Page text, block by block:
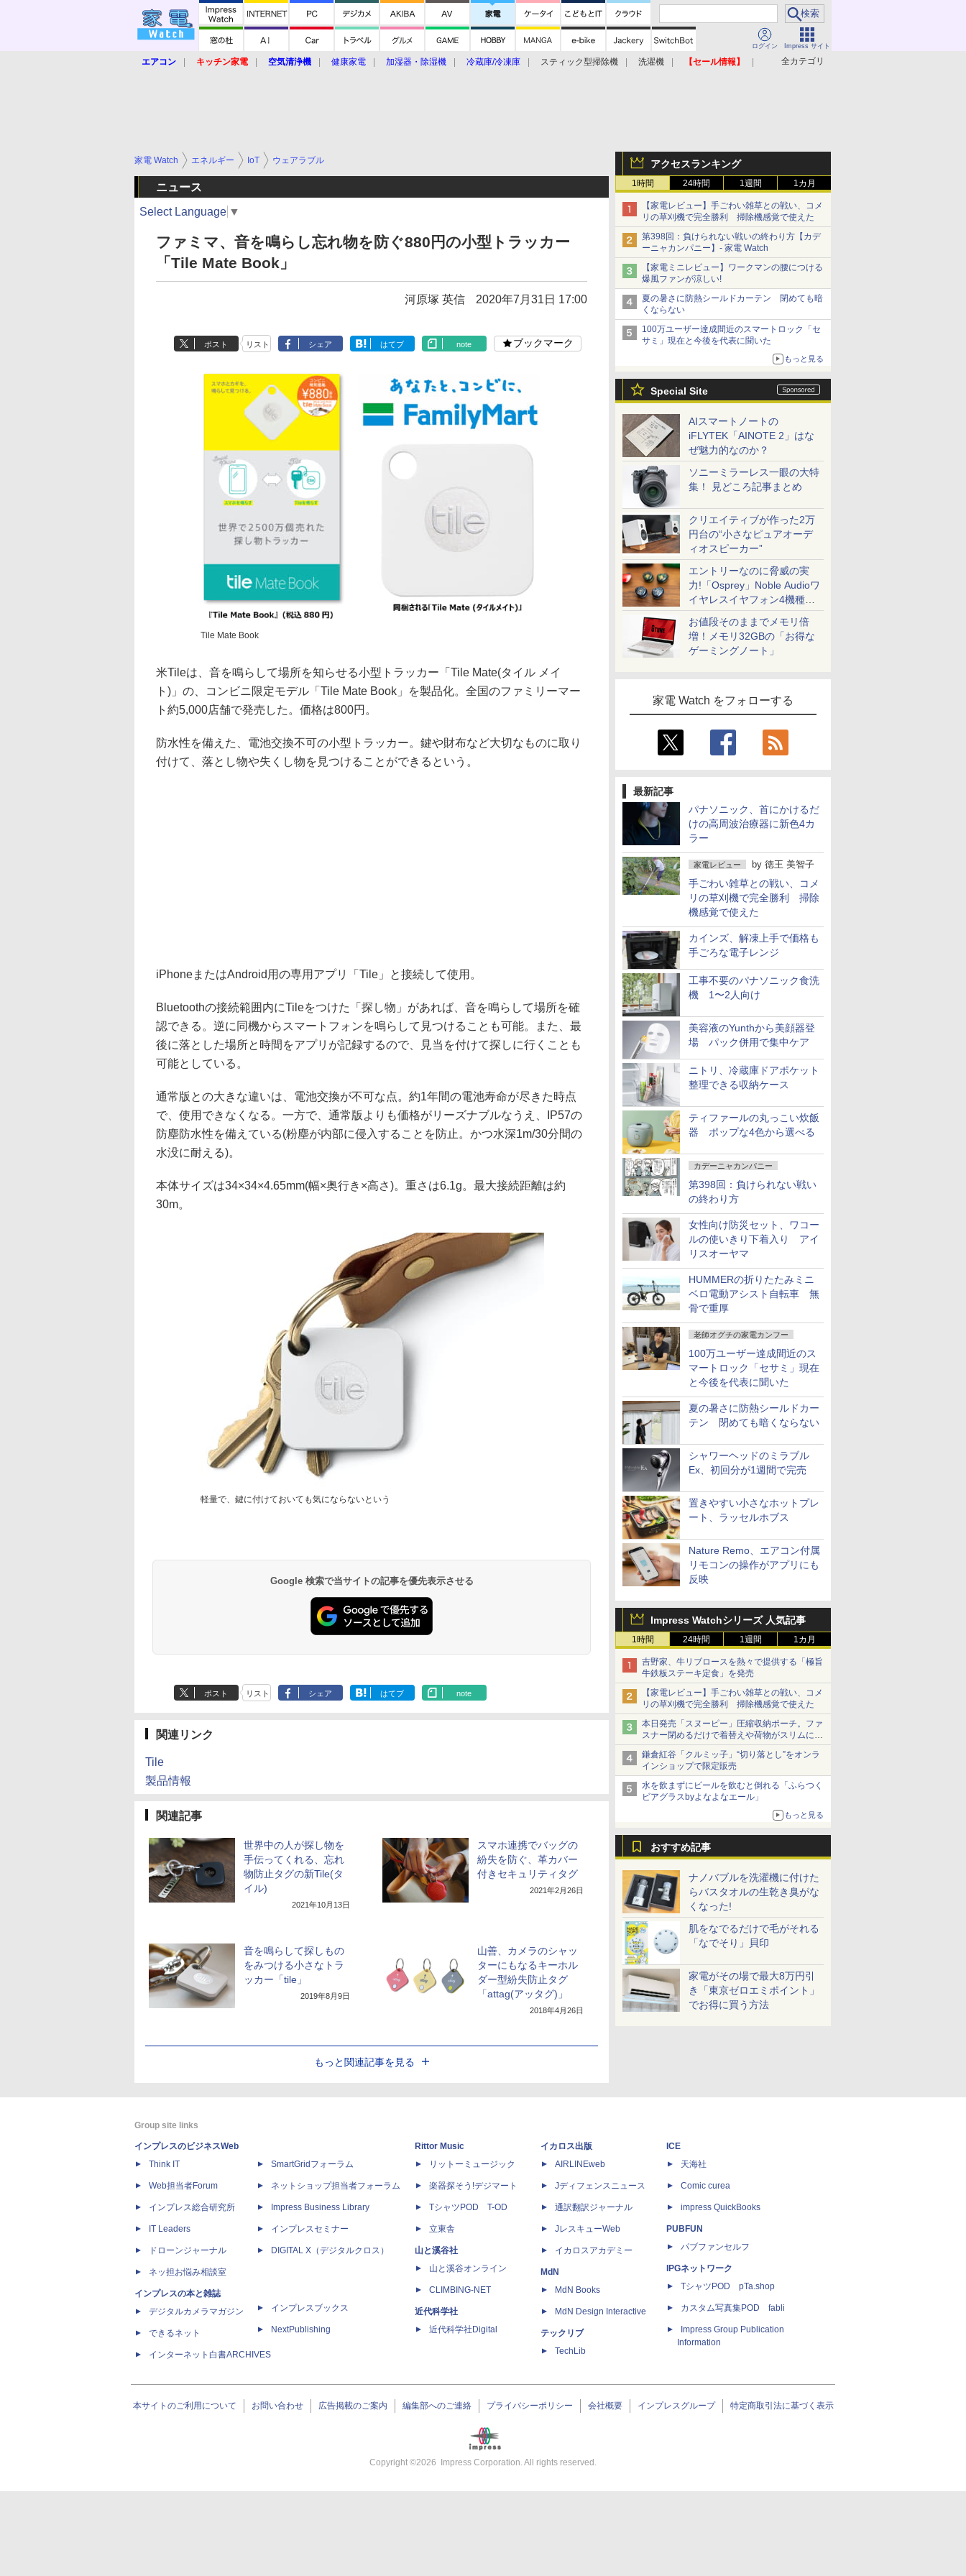
ログイン Impress サイト
全カテゴリ
エアコン キッチン家電 空気清浄機 健康家電 加湿器・除湿機 冷蔵庫/冷凍庫 スティック型掃除機 洗濯機
【セール情報】
アクセスランキング
1時間 24時間 1週間 1カ月
【家電レビュー】手ごわい雑草との戦い、コメ
リの草刈機で完全勝利 掃除機感覚で使えた
第398回：負けられない戦いの終わり方【カデ
ーニャカンパニー】- 家電 Watch
【家電ミニレビュー】ワークマンの腰につける
爆風ファンが涼しい!
夏の暑さに防熱シールドカーテン 閉めても暗
くならない
100万ユーザー達成間近のスマートロック「セ
サミ」現在と今後を代表に聞いた
もっと見る
Special Site
AIスマートノートの
iFLYTEK「AINOTE 2」はな
ぜ魅力的なのか？
ソニーミラーレス一眼の大特
集！ 見どころ記事まとめ
クリエイティブが作った2万
円台の“小さなピュアオーデ
ィオスピーカー”
エントリーなのに脅威の実
力!「Osprey」Noble Audioワ
イヤレスイヤフォン4機種を
一気に聴く
お値段そのままでメモリ倍
増！メモリ32GBの「お得な
ゲーミングノート」
家電 Watch をフォローする
最新記事
パナソニック、首にかけるだ
けの高周波治療器に新色4カ
ラー
家電レビュー by 徳王 美智子
手ごわい雑草との戦い、コメ
リの草刈機で完全勝利 掃除
機感覚で使えた
カインズ、解凍上手で価格も
手ごろな電子レンジ
工事不要のパナソニック食洗
機 1〜2人向け
美容液のYunthから美顔器登
場 パック併用で集中ケア
ニトリ、冷蔵庫ドアポケット
整理できる収納ケース
ティファールの丸っこい炊飯
器 ポップな4色から選べる
カデーニャカンパニー
第398回：負けられない戦い
の終わり方
女性向け防災セット、ワコー
ルの使いきり下着入り アイ
リスオーヤマ
HUMMERの折りたたみミニ
ベロ電動アシスト自転車 無
骨で重厚
老師オグチの家電カンフー
100万ユーザー達成間近のス
マートロック「セサミ」現在
と今後を代表に聞いた
夏の暑さに防熱シールドカー
テン 閉めても暗くならない
シャワーヘッドのミラブル
Ex、初回分が1週間で完売
置きやすい小さなホットプレ
ート、ラッセルホブス
Nature Remo、エアコン付属
リモコンの操作がアプリにも
反映
Impress Watchシリーズ 人気記事
1時間 24時間 1週間 1カ月
吉野家、牛リブロースを熱々で提供する「極旨
牛鉄板ステーキ定食」を発売
【家電レビュー】手ごわい雑草との戦い、コメ
リの草刈機で完全勝利 掃除機感覚で使えた
本日発売「スヌーピー」圧縮収納ポーチ。ファ
スナー閉めるだけで着替えや荷物がスリムにま
とまる
鎌倉紅谷「クルミッ子」“切り落とし”をオンラ
インショップで限定販売
水を飲まずにビールを飲むと倒れる「ふらつく
ビアグラスbyよなよなエール」
もっと見る
おすすめ記事
ナノバブルを洗濯機に付けた
らバスタオルの生乾き臭がな
くなった!
肌をなでるだけで毛がそれる
「なでそり」貝印
家電がその場で最大8万円引
き「東京ゼロエミポイント」
でお得に買う方法
家電 Watch エネルギー IoT ウェアラブル
ニュース
Select Language ▼
ファミマ、音を鳴らし忘れ物を防ぐ880円の小型トラッカー
「Tile Mate Book」
河原塚 英信 2020年7月31日 17:00
ポスト リスト シェア はてブ note ブックマーク
Tile Mate Book
米Tileは、音を鳴らして場所を知らせる小型トラッカー「Tile Mate(タイル メイ
ト)」の、コンビニ限定モデル「Tile Mate Book」を製品化。全国のファミリーマー
ト約5,000店舗で発売した。価格は800円。
防水性を備えた、電池交換不可の小型トラッカー。鍵や財布など大切なものに取り
付けて、落とし物や失くし物を見つけることができるという。
iPhoneまたはAndroid用の専用アプリ「Tile」と接続して使用。
Bluetoothの接続範囲内にTileをつけた「探し物」があれば、音を鳴らして場所を確
認できる。逆に同機からスマートフォンを鳴らして見つけることも可能。また、最
後に落とした場所と時間をアプリが記録するので、見当を付けて探しに行くことも
可能としている。
通常版との大きな違いは、電池交換が不可な点。約1年間の電池寿命が尽きた時点
で、使用できなくなる。一方で、通常版よりも価格がリーズナブルなうえ、IP57の
防塵防水性を備えている(粉塵が内部に侵入することを防止。かつ水深1m/30分間の
水没に耐える)。
本体サイズは34×34×4.65mm(幅×奥行き×高さ)。重さは6.1g。最大接続距離は約
30m。
軽量で、鍵に付けておいても気にならないという
Google 検索で当サイトの記事を優先表示させる
ポスト リスト シェア はてブ note
関連リンク
Tile
製品情報
関連記事
世界中の人が探し物を
手伝ってくれる、忘れ
物防止タグの新Tile(タ
イル)
2021年10月13日
スマホ連携でバッグの
紛失を防ぐ、革カバー
付きセキュリティタグ
2021年2月26日
音を鳴らして探しもの
をみつける小さなトラ
ッカー「tile」
2019年8月9日
山善、カメラのシャッ
ターにもなるキーホル
ダー型紛失防止タグ
「attag(アッタグ)」
2018年4月26日
もっと関連記事を見る
Group site links
インプレスのビジネスWeb
Think IT
Web担当者Forum
インプレス総合研究所
IT Leaders
ドローンジャーナル
ネッ担お悩み相談室
インプレスの本と雑誌
デジタルカメラマガジン
できるネット
インターネット白書ARCHIVES
SmartGridフォーラム
ネットショップ担当者フォーラム
Impress Business Library
インプレスセミナー
DIGITAL X（デジタルクロス）
インプレスブックス
NextPublishing
Rittor Music
リットーミュージック
楽器探そう!デジマート
TシャツPOD T-OD
立東舎
山と溪谷社
山と溪谷オンライン
CLIMBING-NET
近代科学社
近代科学社Digital
イカロス出版
AIRLINEweb
Jディフェンスニュース
通訳翻訳ジャーナル
JレスキューWeb
イカロスアカデミー
MdN
MdN Books
MdN Design Interactive
テックリブ
TechLib
ICE
天海社
Comic curea
impress QuickBooks
PUBFUN
パブファンセルフ
IPGネットワーク
TシャツPOD pTa.shop
カスタム写真集POD fabli
Impress Group Publication
Information
本サイトのご利用について お問い合わせ 広告掲載のご案内 編集部へのご連絡 プライバシーポリシー 会社概要 インプレスグループ 特定商取引法に基づく表示
Copyright ©2026 Impress Corporation. All rights reserved.